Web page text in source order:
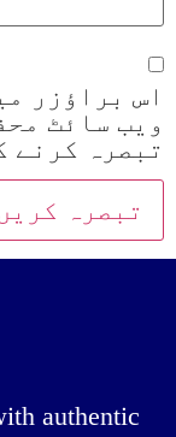
اس براؤزر
ویب سائٹ
تبصرہ کرنے
authentic